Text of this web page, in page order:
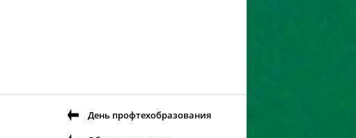
День профтехобразования